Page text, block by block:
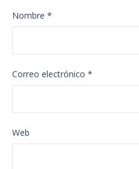
Nombre *
Correo electrónico *
Web